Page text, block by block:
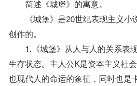
简述《城堡》的寓意。
《城堡》是20世纪表现主义小
创作的。
1.《城堡》从人与人的关系表
生存状态。主人公K是资本主义社
也现代人的命运的象征，同时也是